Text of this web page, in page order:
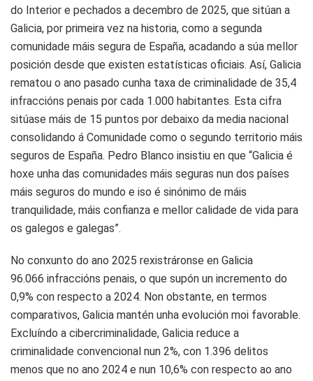
do Interior e pechados a decembro de 2025, que sitúan a
Galicia, por primeira vez na historia, como a segunda
comunidade máis segura de España, acadando a súa mellor
posición desde que existen estatísticas oficiais. Así, Galicia
rematou o ano pasado cunha taxa de criminalidade de 35,4
infraccións penais por cada 1.000 habitantes. Esta cifra
sitúase máis de 15 puntos por debaixo da media nacional
consolidando á Comunidade como o segundo territorio máis
seguros de España. Pedro Blanco insistiu en que “Galicia é
hoxe unha das comunidades máis seguras nun dos países
máis seguros do mundo e iso é sinónimo de máis
tranquilidade, máis confianza e mellor calidade de vida para
os galegos e galegas”.
No conxunto do ano 2025 rexistráronse en Galicia
96.066 infraccións penais, o que supón un incremento do
0,9% con respecto a 2024. Non obstante, en termos
comparativos, Galicia mantén unha evolución moi favorable.
Excluíndo a cibercriminalidade, Galicia reduce a
criminalidade convencional nun 2%, con 1.396 delitos
menos que no ano 2024 e nun 10,6% con respecto ao ano